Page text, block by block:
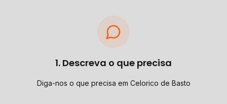
1. Descreva o que precisa
Diga-nos o que precisa em Celorico de Basto